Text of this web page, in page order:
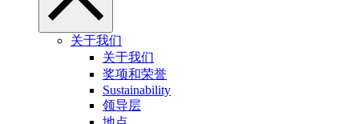
关于我们
关于我们
奖项和荣誉
Sustainability
领导层